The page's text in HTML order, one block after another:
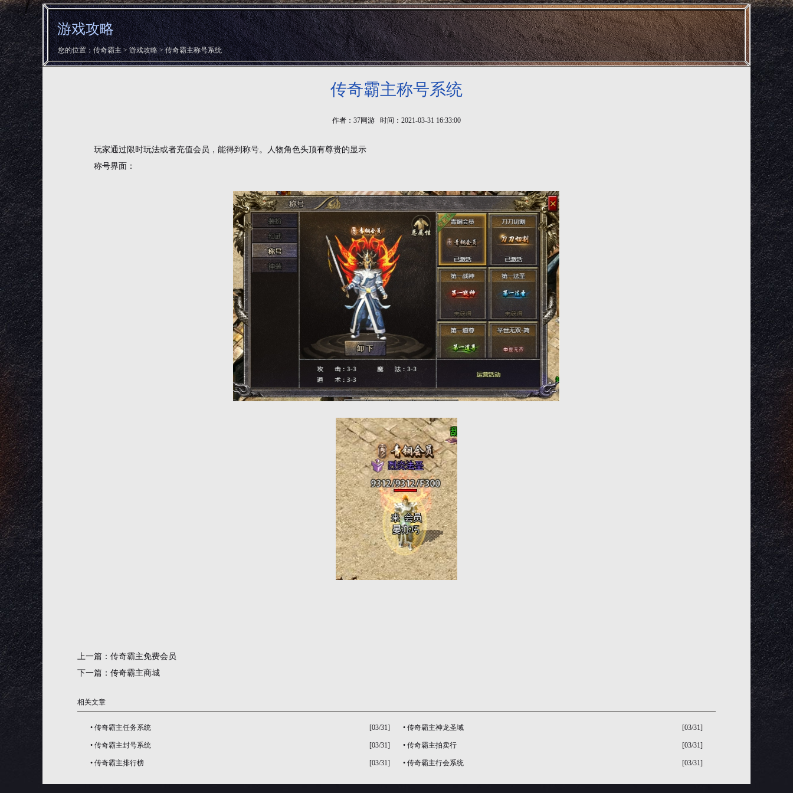
游戏攻略
您的位置：传奇霸主>游戏攻略> 传奇霸主称号系统
传奇霸主称号系统
作者：37网游 时间：2021-03-31 16:33:00
玩家通过限时玩法或者充值会员，能得到称号。人物角色头顶有尊贵的显示
称号界面：
上一篇： 传奇霸主免费会员
下一篇： 传奇霸主商城
相关文章
[03/31]
• 传奇霸主任务系统 [03/31]
• 传奇霸主神龙圣域
[03/31]
• 传奇霸主封号系统 [03/31]
• 传奇霸主拍卖行
[03/31]
• 传奇霸主排行榜 [03/31]
• 传奇霸主行会系统